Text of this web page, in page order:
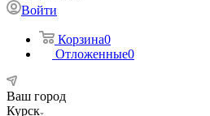
Войти
Корзина0
Отложенные0
Ваш город
Курск